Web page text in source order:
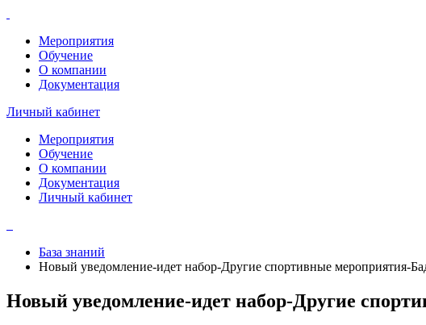
Мероприятия
Обучение
О компании
Документация
Личный кабинет
Мероприятия
Обучение
О компании
Документация
Личный кабинет
База знаний
Новый уведомление-идет набор-Другие спортивные мероприятия-
Новый уведомление-идет набор-Другие